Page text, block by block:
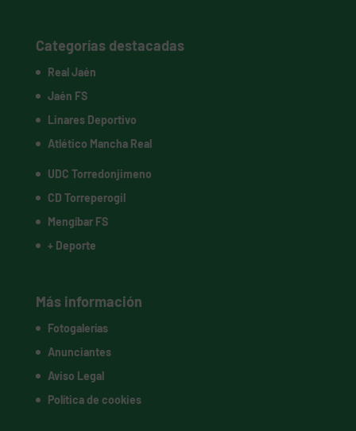
Categorías destacadas
Real Jaén
Jaén FS
Linares Deportivo
Atlético Mancha Real
UDC Torredonjimeno
CD Torreperogil
Mengíbar FS
+ Deporte
Más información
Fotogalerías
Anunciantes
Aviso Legal
Política de cookies